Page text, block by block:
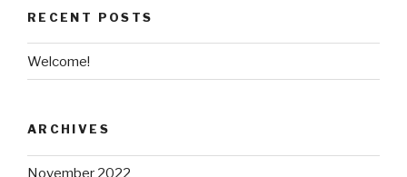
RECENT POSTS
Welcome!
ARCHIVES
November 2022